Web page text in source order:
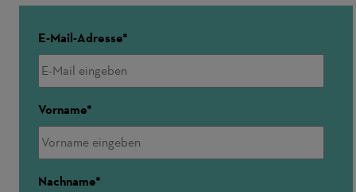
E-Mail-Adresse
Vorname
Nachname